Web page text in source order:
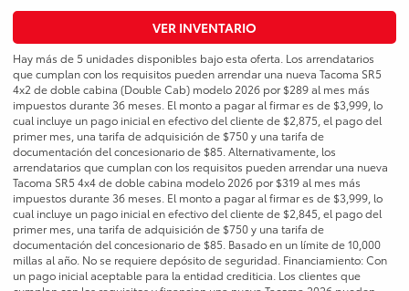
VER INVENTARIO
Hay más de 5 unidades disponibles bajo esta oferta. Los arrendatarios
que cumplan con los requisitos pueden arrendar una nueva Tacoma SR5
4x2 de doble cabina (Double Cab) modelo 2026 por $289 al mes más
impuestos durante 36 meses. El monto a pagar al firmar es de $3,999, lo
cual incluye un pago inicial en efectivo del cliente de $2,875, el pago del
primer mes, una tarifa de adquisición de $750 y una tarifa de
documentación del concesionario de $85. Alternativamente, los
arrendatarios que cumplan con los requisitos pueden arrendar una nueva
Tacoma SR5 4x4 de doble cabina modelo 2026 por $319 al mes más
impuestos durante 36 meses. El monto a pagar al firmar es de $3,999, lo
cual incluye un pago inicial en efectivo del cliente de $2,845, el pago del
primer mes, una tarifa de adquisición de $750 y una tarifa de
documentación del concesionario de $85. Basado en un límite de 10,000
millas al año. No se requiere depósito de seguridad. Financiamiento: Con
un pago inicial aceptable para la entidad crediticia. Los clientes que